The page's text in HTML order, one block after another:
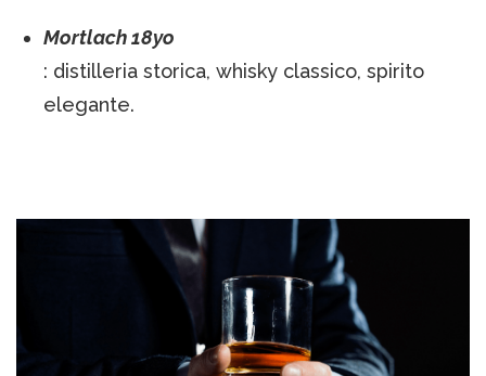
Mortlach 18yo
: distilleria storica, whisky classico, spirito
elegante.